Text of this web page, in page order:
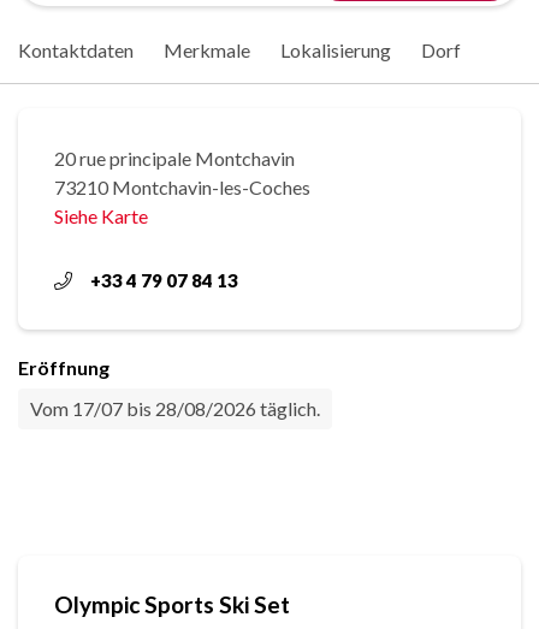
Kontaktdaten Merkmale Lokalisierung Dorf
20 rue principale Montchavin
73210 Montchavin-les-Coches
Siehe Karte
+33 4 79 07 84 13
Eröffnung
Vom 17/07 bis 28/08/2026 täglich.
Olympic Sports Ski Set